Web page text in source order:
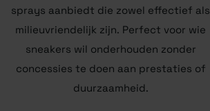
sprays aanbiedt die zowel effectief als
milieuvriendelijk zijn. Perfect voor wie
sneakers wil onderhouden zonder
concessies te doen aan prestaties of
duurzaamheid.